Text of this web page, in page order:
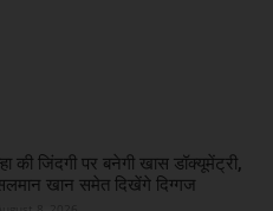
की जिंदगी पर बनेगी खास डॉक्यूमेंट्री,
खान समेत दिखेंगे दिग्गज